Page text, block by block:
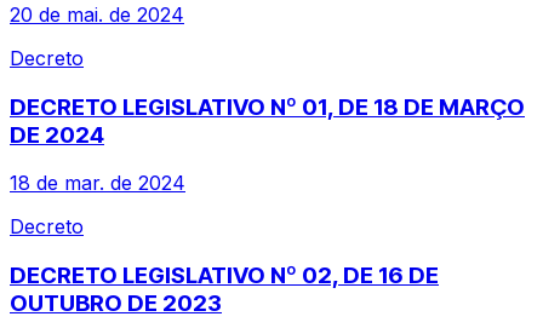
20 de mai. de 2024
Decreto
DECRETO LEGISLATIVO Nº 01, DE 18 DE MARÇO
DE 2024
18 de mar. de 2024
Decreto
DECRETO LEGISLATIVO Nº 02, DE 16 DE
OUTUBRO DE 2023